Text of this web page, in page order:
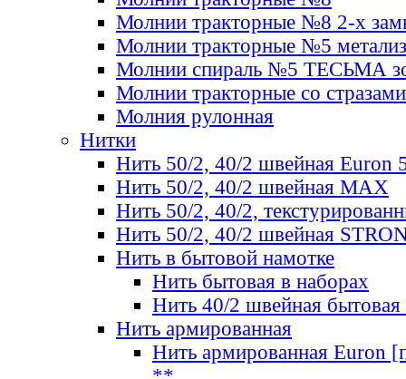
Молнии тракторные №8 2-х
Молнии тракторные №5
Молнии спираль №5 ТЕСЬМА
Молнии тракторные со стразами
Молния рулонная
Нитки
Нить 50/2, 40/2 швейная Euron
Нить 50/2, 40/2 швейная МАХ
Нить 50/2, 40/2,
Нить 50/2, 40/2 швейная
Нить в бытовой намотке
Нить бытовая в наборах
Нить 40/2 швейная бытовая
Нить армированная
Нить армированная Euron